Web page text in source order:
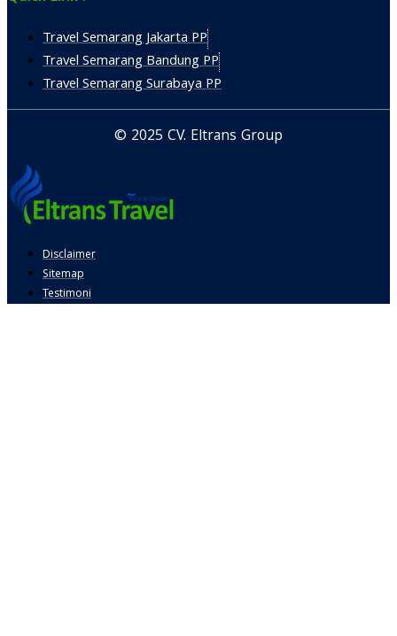
Travel Semarang Jakarta PP
Travel Semarang Bandung PP
Travel Semarang Surabaya PP
© 2025 CV. Eltrans Group
Disclaimer
Sitemap
Testimoni